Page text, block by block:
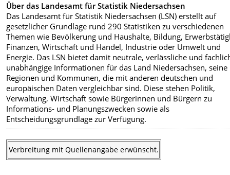
Über das Landesamt für Statistik Niedersachsen
Das Landesamt für Statistik Niedersachsen (LSN) erstellt auf
gesetzlicher Grundlage rund 290 Statistiken zu verschiedenen
Themen wie Bevölkerung und Haushalte, Bildung,
Finanzen, Wirtschaft und Handel, Industrie oder Umwelt und
Energie. Das LSN bietet damit neutrale, verlässliche und
unabhängige Informationen für das Land Niedersachsen, seine
Regionen und Kommunen, die mit anderen deutschen und
europäischen Daten vergleichbar sind. Diese stehen Politik,
Verwaltung, Wirtschaft sowie Bürgerinnen und Bürgern zu
Informations- und Planungszwecken sowie als
Entscheidungsgrundlage zur Verfügung.
Verbreitung mit Quellenangabe erwünscht.